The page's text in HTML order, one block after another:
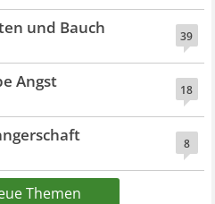
39
und Bauch
18
Angst
8
Themen